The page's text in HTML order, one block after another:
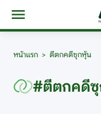
หน้าแรก > ตีตกคดีซุกหุ้น
#ตีตกคดี